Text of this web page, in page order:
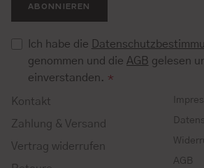
ABONNIEREN
Ich habe die
genommen und die AGB gelesen
einverstanden. *
Kontakt
Zahlung & Versand
Vertrag widerrufen
AGB